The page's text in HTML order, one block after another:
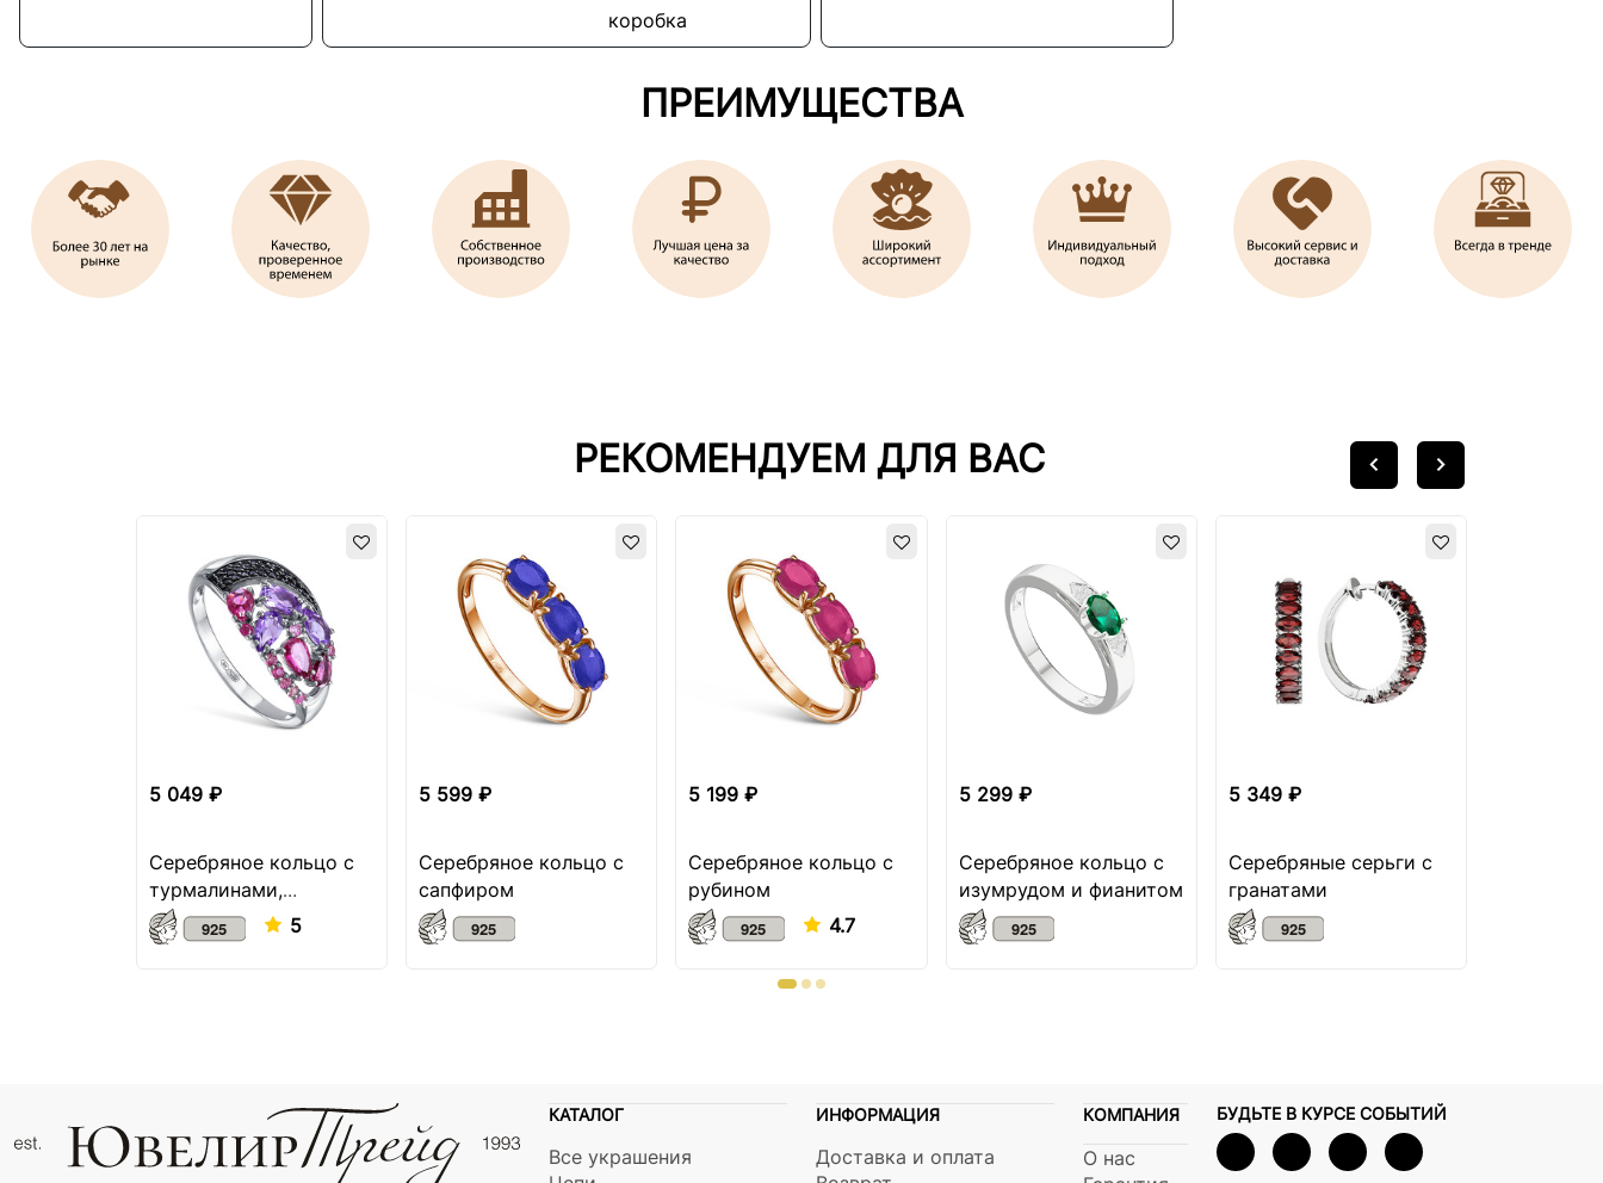
коробка
ПРЕИМУЩЕСТВА
РЕКОМЕНДУЕМ ДЛЯ ВАС
5 049 ₽
Серебряное кольцо с
турмалинами,
аметистом и
шпинелью
5
5 599 ₽
Серебряное кольцо с
сапфиром
5 199 ₽
Серебряное кольцо с
рубином
4.7
5 299 ₽
Серебряное кольцо с
изумрудом и фианитом
5 349 ₽
Серебряные серьги с
гранатами
КАТАЛОГ
Все украшения
ИНФОРМАЦИЯ
Доставка и оплата
КОМПАНИЯ
О нас
БУДЬТЕ В КУРСЕ СОБЫТИЙ